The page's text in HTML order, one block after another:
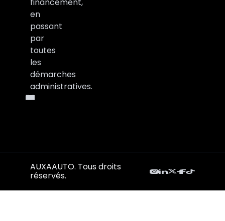
en
passant
par
toutes
les
démarches
administratives.
AUXAAUTO. Tous droits
réservés.